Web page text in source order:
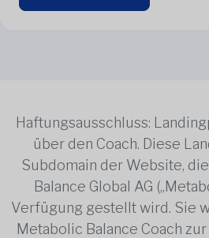
Haftungsausschluss:
über den Coach. Diese
Subdomain der Website,
Balance Global AG
Verfügung gestellt wird. Sie
Metabolic Balance Coach